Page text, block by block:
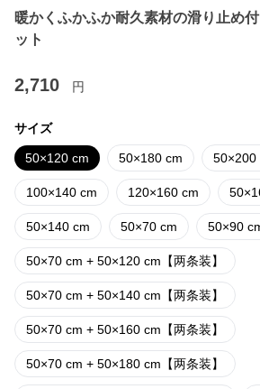
暖かくふかふか耐久素材の滑り止め
ット
2,710 円
サイズ
50×120 cm 50×180 cm 50×200
100×140 cm 120×160 cm
50×140 cm 50×70 cm 50×90
50×70 cm + 50×120 cm【两条装】
50×70 cm + 50×140 cm【两条装】
50×70 cm + 50×160 cm【两条装】
50×70 cm + 50×180 cm【两条装】